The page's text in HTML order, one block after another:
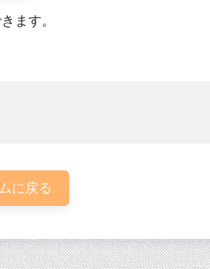
ます。
に戻る